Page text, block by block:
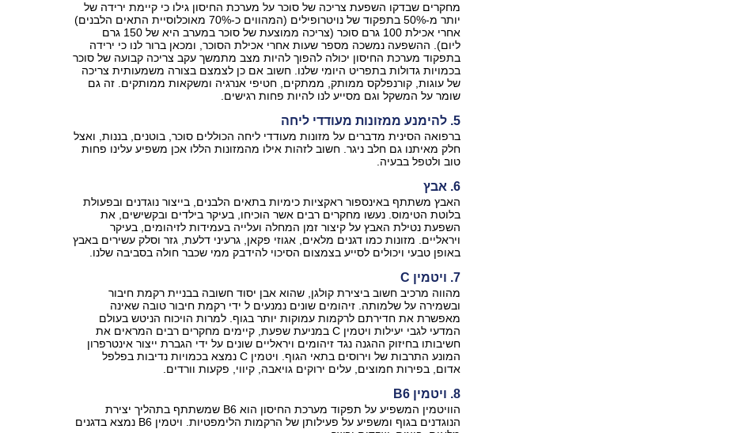
מחקרים שבדקו השפעת צריכה של סוכר על מערכת החיסון גילו כי קיימת ירידה של
יותר מ-50% בתפקוד של נויטרופילים (המהווים כ-70% מאוכלוסיית התאים הלבנים)
אחרי אכילת 100 גרם סוכר (צריכה ממוצעת של סוכר במערב היא של 150 גרם
ליום). ההשפעה נמשכה מספר שעות אחרי אכילת הסוכר, ומכאן ברור לנו כי ירידה
בתפקוד מערכת החיסון יכולה להפוך להיות מצב מתמשך עקב צריכה קבועה של סוכר
בכמויות גדולות בתפריט היומי שלנו. חשוב אם כן לצמצם בצורה משמעותית צריכה
של עוגות, קורנפלקס ממותק, ממתקים, חטיפי אנרגיה ומשקאות ממותקים. זה גם
שומר על המשקל וגם מסייע לנו להיות פחות רגישים.
5. להימנע ממזונות מעודדי ליחה
ברפואה הסינית מדברים על מזונות מעודדי ליחה הכוללים סוכר, בוטנים, בננות, ואצל
חלק מאיתנו גם חלב ניגר. חשוב לזהות אילו מהמזונות הללו אכן משפיע עלינו פחות
טוב ולטפל בבעיה.
6. אבץ
האבץ משתתף באינספור ראקציות כימיות בתאים הלבנים, בייצור נוגדנים ובפעולת
בלוטת הטימוס. נעשו מחקרים רבים אשר הוכיחו, בעיקר בילדים ובקשישים, את
השפעת נטילת האבץ על קיצור זמן המחלה ועלייה בעמידות לזיהומים, בעיקר
ויראליים. מזונות כמו דגנים מלאים, אגוזי פקאן, גרעיני דלעת, גזר וסלק עשירים באבץ
באופן טבעי ויכולים לסייע בצמצום הסיכוי להידבק ממי שכבר חולה בסביבה שלנו.
7. ויטמין C
מהווה מרכיב חשוב ביצירת קולגן, שהוא אבן יסוד חשובה בבניית רקמת חיבור
ובשמירה על שלמותה. זיהומים שונים נמנעים ל ידי רקמת חיבור טובה שאינה
מאפשרת את חדירתם לרקמות עמוקות יותר בגוף. למרות הויכוח הניטש בעולם
המדעי לגבי יעילות ויטמין C במניעת שפעת, קיימים מחקרים רבים המראים את
חשיבותו בחיזוק ההגנה נגד זיהומים ויראליים שונים על ידי הגברת ייצור אינטרפרון
המונע התרבות של וירוסים בתאי הגוף. ויטמין C נמצא בכמויות נדיבות בפלפל
אדום, בפירות חמוצים, עלים ירוקים גויאבה, קיווי, פקעות וורדים.
8. ויטמין B6
הוויטמין המשפיע על תפקוד מערכת החיסון הוא B6 שמשתתף בתהליך יצירת
הנוגדנים בגוף ומשפיע על פעילותן של הרקמות הלימפטיות. ויטמין B6 נמצא בדגנים